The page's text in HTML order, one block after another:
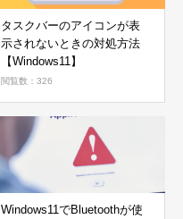
タスクバーのアイコンが表
示されないときの対処方法
【Windows11】
閲覧数：326
Windows11でBluetoothが使